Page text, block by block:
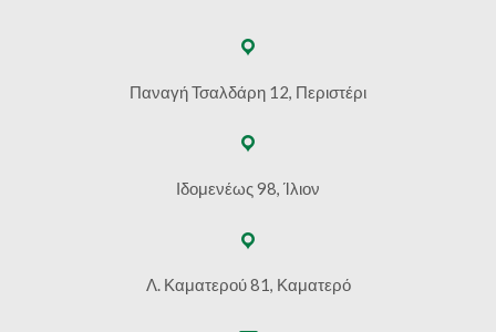
Παναγή Τσαλδάρη 12, Περιστέρι
Ιδομενέως 98, Ίλιον
Λ. Καματερού 81, Καματερό